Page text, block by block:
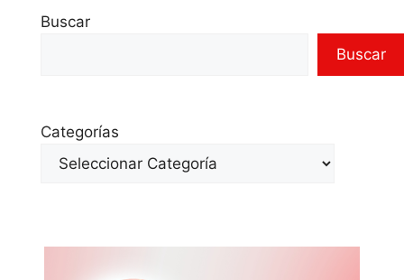
Buscar
Buscar
Categorías